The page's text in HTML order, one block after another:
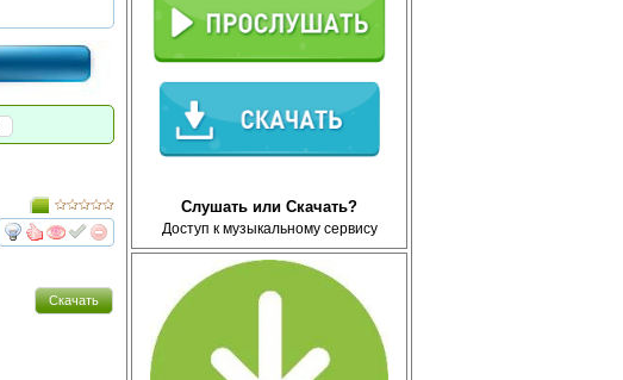
Слушать или Скачать?
Доступ к музыкальному сервису
смотретьинтересует
Скачать